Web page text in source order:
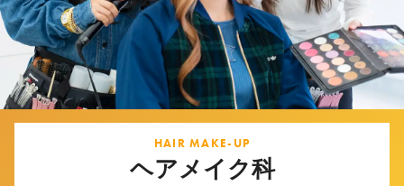
HAIR MAKE-UP
ヘアメイク科